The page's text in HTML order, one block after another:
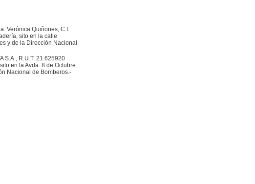
Verónica Quiñones, C.I.
sito en la calle
y de la Dirección Nacional
S.A., R.U.T. 21 625920
en la Avda. 8 de Octubre
Nacional de Bomberos.-